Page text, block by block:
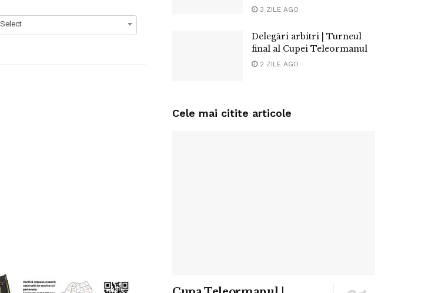
Select
3 ZILE AGO
Delegări arbitri | Turneul
final al Cupei Teleormanul
2 ZILE AGO
Cele mai citite articole